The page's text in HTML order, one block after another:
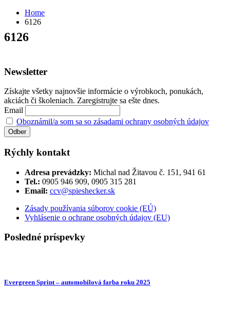
Home
6126
6126
Newsletter
Získajte všetky najnovšie informácie o výrobkoch, ponukách,
akciách či školeniach. Zaregistrujte sa ešte dnes.
Email
Oboznámil/a som sa so zásadami ochrany osobných údajov
Rýchly kontakt
Adresa prevádzky: Michal nad Žitavou č. 151, 941 61
Tel.: 0905 946 909, 0905 315 281
Email: ccv@spieshecker.sk
Zásady používania súborov cookie (EÚ)
Vyhlásenie o ochrane osobných údajov (EU)
Posledné príspevky
Evergreen Sprint – automobilová farba roku 2025